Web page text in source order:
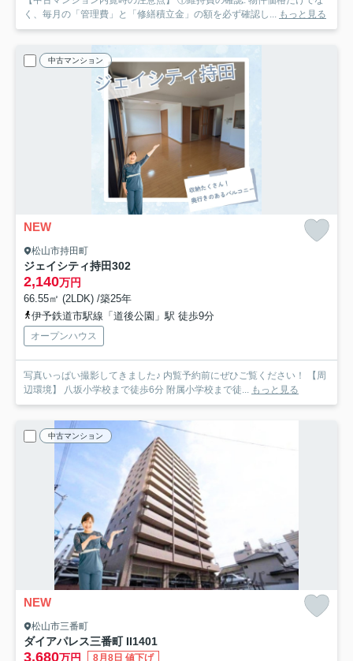
く、毎月の「管理費」と「修繕積立金」の額を必ず確認し... もっと見る
中古マンション
NEW
松山市持田町
ジェイシティ持田302
2,140万円
66.55㎡ (2LDK) /築25年
伊予鉄道市駅線「道後公園」駅 徒歩9分
オープンハウス
写真いっぱい撮影してきました♪ 内覧予約前にぜひご覧ください！ 【周
辺環境】 八坂小学校まで徒歩6分 附属小学校まで徒... もっと見る
中古マンション
NEW
松山市三番町
ダイアパレス三番町 II1401
3,680万円 8月8日 値下げ